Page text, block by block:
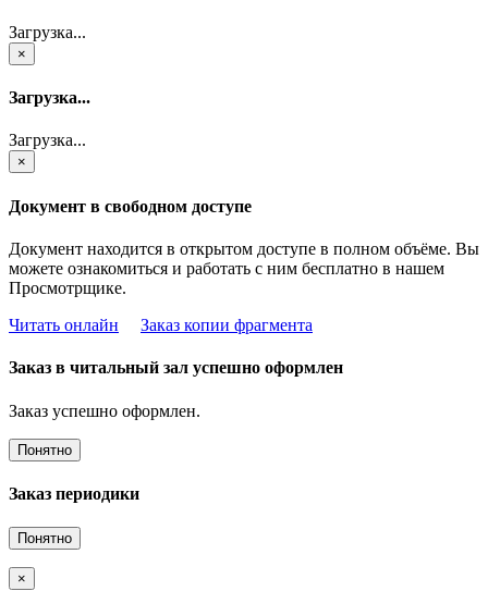
Загрузка...
×
Загрузка...
Загрузка...
×
Документ в свободном доступе
Документ находится в открытом доступе в полном объёме. Вы
можете ознакомиться и работать с ним бесплатно в нашем
Просмотрщике.
Читать онлайн
Заказ копии фрагмента
Заказ в читальный зал успешно оформлен
Заказ успешно оформлен.
Понятно
Заказ периодики
Понятно
×